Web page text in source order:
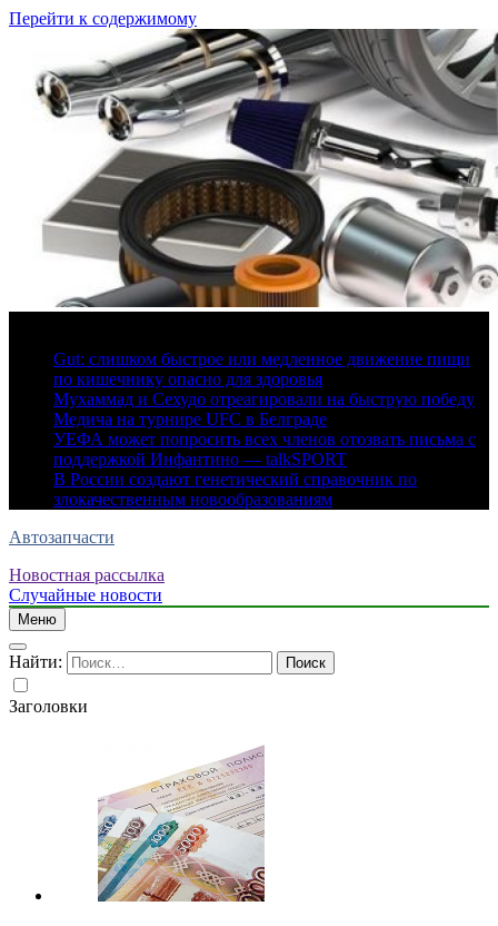
Перейти к содержимому
Gut: слишком быстрое или медленное движение пищи
по кишечнику опасно для здоровья
Мухаммад и Сехудо отреагировали на быструю победу
Медича на турнире UFC в Белграде
УЕФА может попросить всех членов отозвать письма с
поддержкой Инфантино — talkSPORT
В России создают генетический справочник по
злокачественным новообразованиям
Автозапчасти
Новостная рассылка
Случайные новости
Меню
Найти:
Заголовки